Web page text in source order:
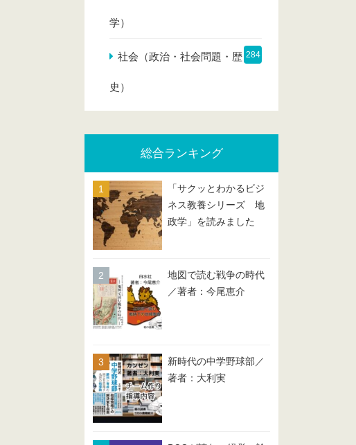
学）
社会（政治・社会問題・歴
史）
284
総合ランキング
「サクッとわかるビジ
ネス教養シリーズ 地
政学」を読みました
地図で読む戦争の時代
／著者：今尾恵介
新時代の中学野球部／
著者：大利実